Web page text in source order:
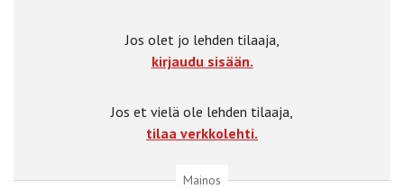
Jos olet jo lehden tilaaja,
kirjaudu sisään.
Jos et vielä ole lehden tilaaja,
tilaa verkkolehti.
Mainos